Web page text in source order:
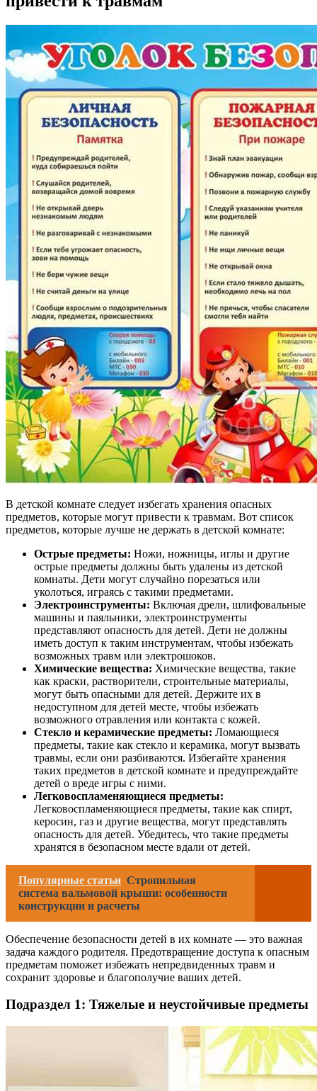
В детской комнате следует избегать хранения опасных
предметов, которые могут привести к травмам. Вот список
предметов, которые лучше не держать в детской комнате:
Острые предметы: Ножи, ножницы, иглы и другие
острые предметы должны быть удалены из детской
комнаты. Дети могут случайно порезаться или
уколоться, играясь с такими предметами.
Электроинструменты: Включая дрели, шлифовальные
машины и паяльники, электроинструменты
представляют опасность для детей. Дети не должны
иметь доступ к таким инструментам, чтобы избежать
возможных травм или электрошоков.
Химические вещества: Химические вещества, такие
как краски, растворители, строительные материалы,
могут быть опасными для детей. Держите их в
недоступном для детей месте, чтобы избежать
возможного отравления или контакта с кожей.
Стекло и керамические предметы: Ломающиеся
предметы, такие как стекло и керамика, могут вызвать
травмы, если они разбиваются. Избегайте хранения
таких предметов в детской комнате и предупреждайте
детей о вреде игры с ними.
Легковоспламеняющиеся предметы:
Легковоспламеняющиеся предметы, такие как спирт,
керосин, газ и другие вещества, могут представлять
опасность для детей. Убедитесь, что такие предметы
хранятся в безопасном месте вдали от детей.
Популярные статьи Стропильная
система вальмовой крыши: особенности
конструкции и расчеты
Обеспечение безопасности детей в их комнате — это важная
задача каждого родителя. Предотвращение доступа к опасным
предметам поможет избежать непредвиденных травм и
сохранит здоровье и благополучие ваших детей.
Подраздел 1: Тяжелые и неустойчивые предметы